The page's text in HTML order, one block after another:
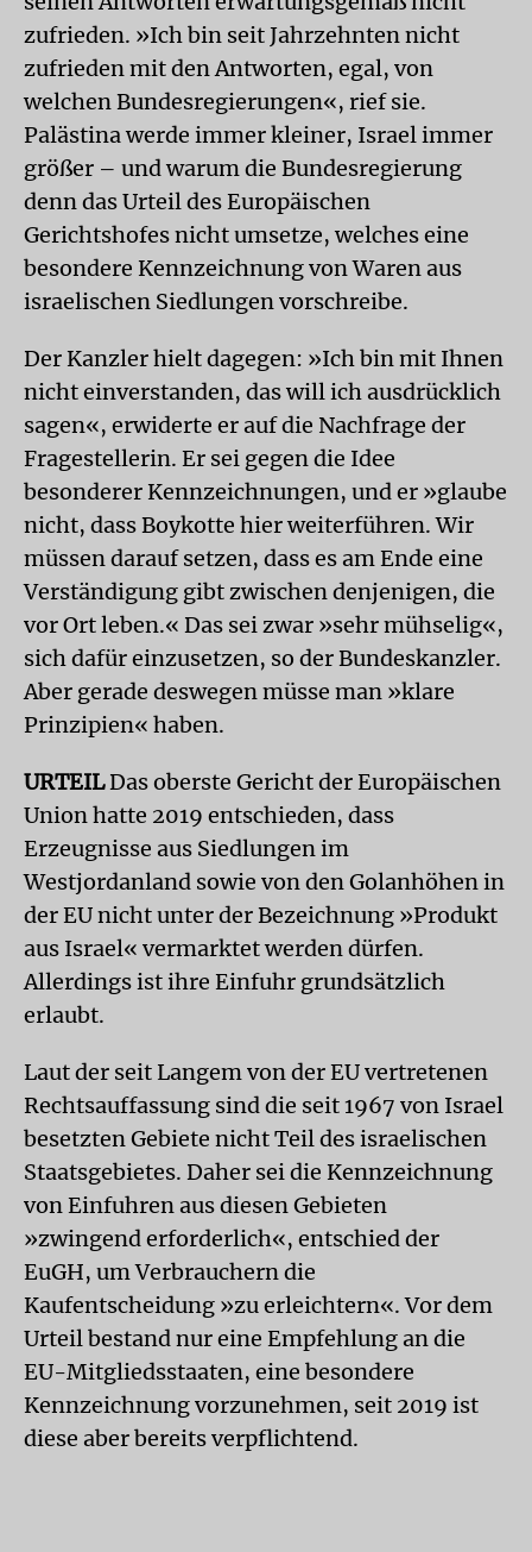
zufrieden. »Ich bin seit Jahrzehnten nicht
zufrieden mit den Antworten, egal, von
welchen Bundesregierungen«, rief sie.
Palästina werde immer kleiner, Israel immer
größer – und warum die Bundesregierung
denn das Urteil des Europäischen
Gerichtshofes nicht umsetze, welches eine
besondere Kennzeichnung von Waren aus
israelischen Siedlungen vorschreibe.
Der Kanzler hielt dagegen: »Ich bin mit Ihnen
nicht einverstanden, das will ich ausdrücklich
sagen«, erwiderte er auf die Nachfrage der
Fragestellerin. Er sei gegen die Idee
besonderer Kennzeichnungen, und er »glaube
nicht, dass Boykotte hier weiterführen. Wir
müssen darauf setzen, dass es am Ende eine
Verständigung gibt zwischen denjenigen, die
vor Ort leben.« Das sei zwar »sehr mühselig«,
sich dafür einzusetzen, so der Bundeskanzler.
Aber gerade deswegen müsse man »klare
Prinzipien« haben.
URTEILDas oberste Gericht der Europäischen
Union hatte 2019 entschieden, dass
Erzeugnisse aus Siedlungen im
Westjordanland sowie von den Golanhöhen in
der EU nicht unter der Bezeichnung »Produkt
aus Israel« vermarktet werden dürfen.
Allerdings ist ihre Einfuhr grundsätzlich
erlaubt.
Laut der seit Langem von der EU vertretenen
Rechtsauffassung sind die seit 1967 von Israel
besetzten Gebiete nicht Teil des israelischen
Staatsgebietes. Daher sei die Kennzeichnung
von Einfuhren aus diesen Gebieten
»zwingend erforderlich«, entschied der
EuGH, um Verbrauchern die
Kaufentscheidung »zu erleichtern«. Vor dem
Urteil bestand nur eine Empfehlung an die
EU-Mitgliedsstaaten, eine besondere
Kennzeichnung vorzunehmen, seit 2019 ist
diese aber bereits verpflichtend.